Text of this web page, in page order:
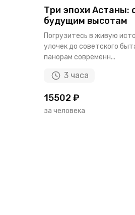
Три эпохи Астаны:
будущим высотам
Погрузитесь в живую
улочек до советского
панорам современн...
3 часа
15502 ₽
за человека